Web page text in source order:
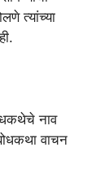
त्यांच्या
नाव
वाचन